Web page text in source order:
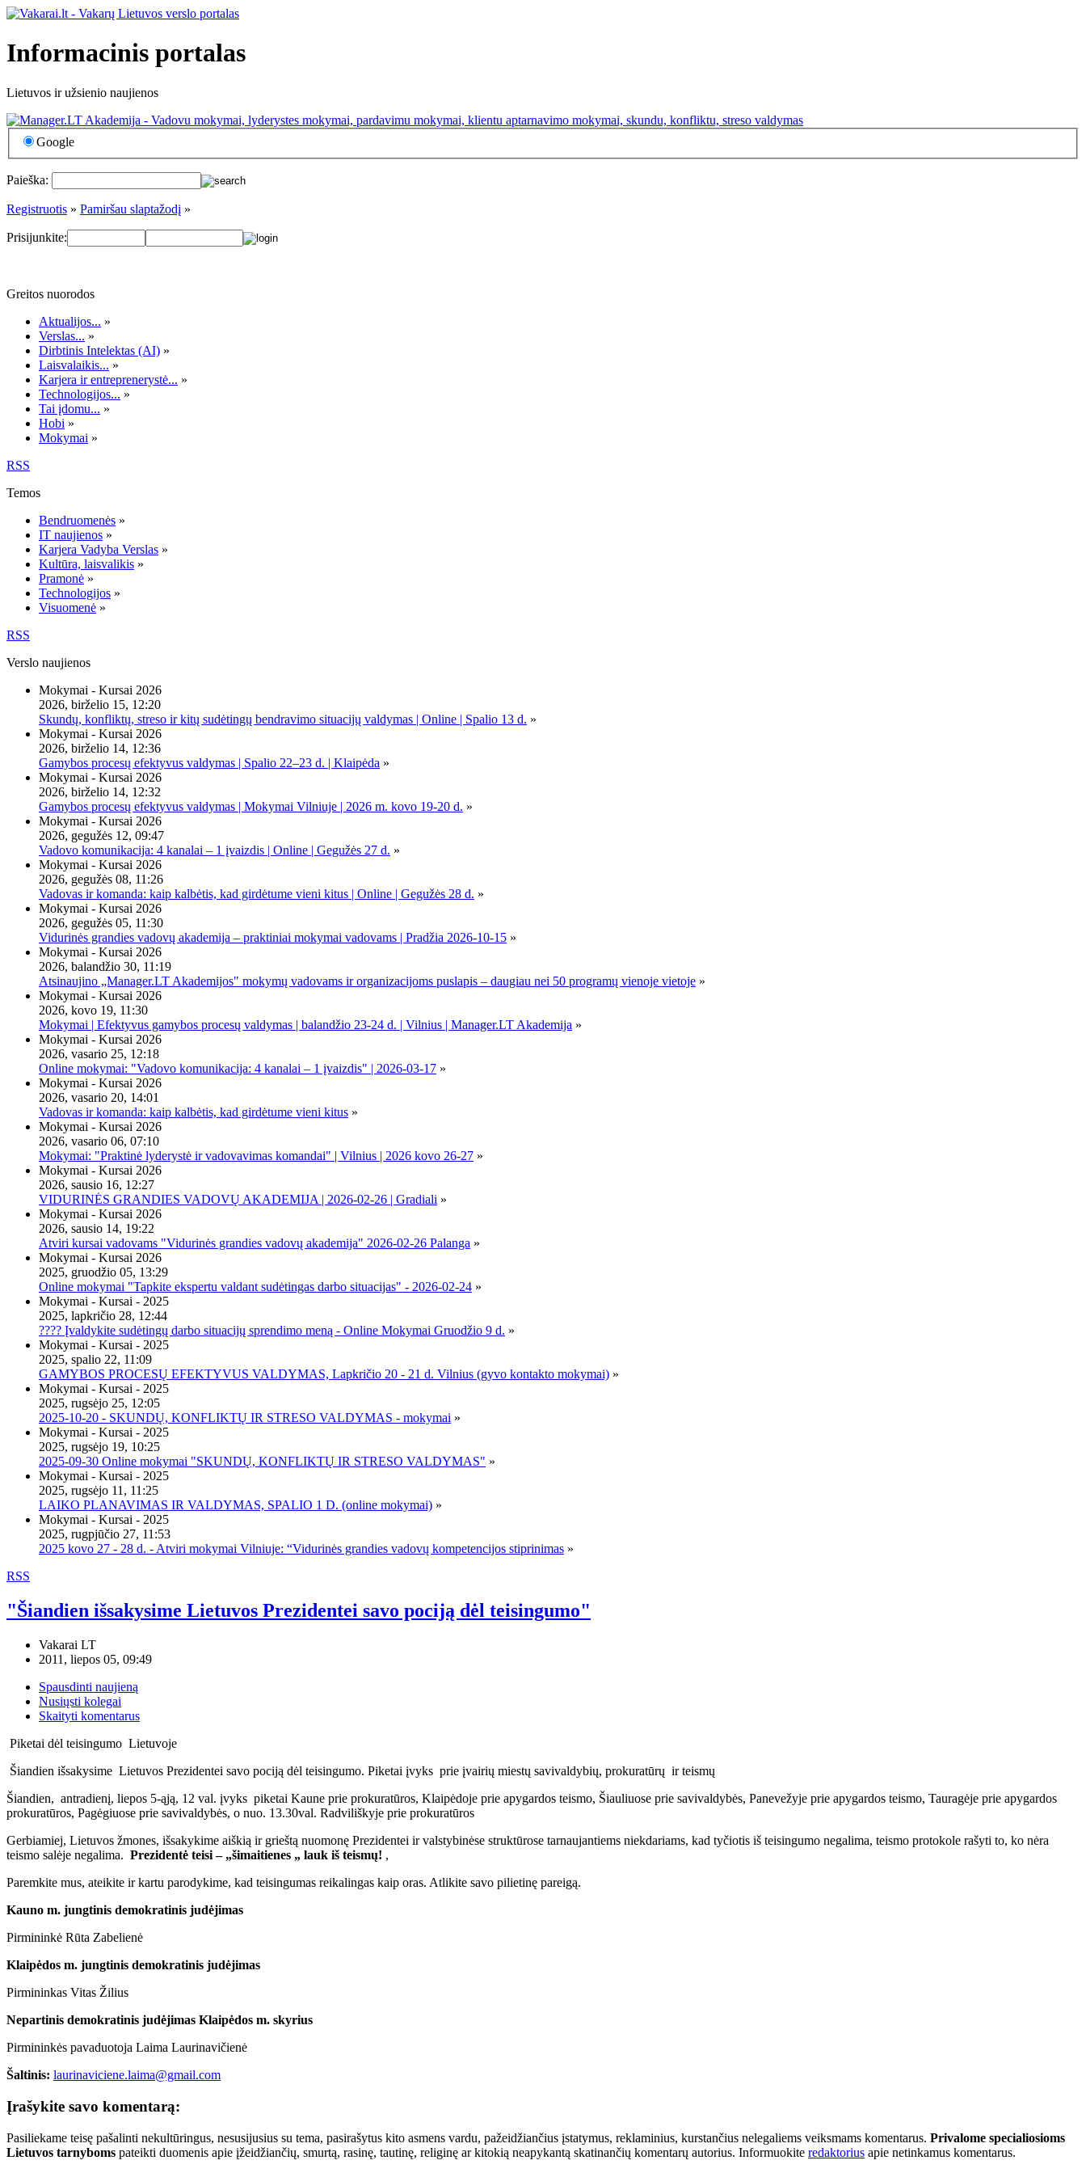
Informacinis portalas
Lietuvos ir užsienio naujienos
Google
Paieška:
Registruotis » Pamiršau slaptažodį »
Prisijunkite:
Greitos nuorodos
Aktualijos... »
Verslas... »
Dirbtinis Intelektas (AI) »
Laisvalaikis... »
Karjera ir entreprenerystė... »
Technologijos... »
Tai įdomu... »
Hobi »
Mokymai »
RSS
Temos
Bendruomenės »
IT naujienos »
Karjera Vadyba Verslas »
Kultūra, laisvalikis »
Pramonė »
Technologijos »
Visuomenė »
RSS
Verslo naujienos
Mokymai - Kursai 2026
2026, birželio 15, 12:20
Skundų, konfliktų, streso ir kitų sudėtingų bendravimo situacijų valdymas | Online | Spalio 13 d. »
Mokymai - Kursai 2026
2026, birželio 14, 12:36
Gamybos procesų efektyvus valdymas | Spalio 22–23 d. | Klaipėda »
Mokymai - Kursai 2026
2026, birželio 14, 12:32
Gamybos procesų efektyvus valdymas | Mokymai Vilniuje | 2026 m. kovo 19-20 d. »
Mokymai - Kursai 2026
2026, gegužės 12, 09:47
Vadovo komunikacija: 4 kanalai – 1 įvaizdis | Online | Gegužės 27 d. »
Mokymai - Kursai 2026
2026, gegužės 08, 11:26
Vadovas ir komanda: kaip kalbėtis, kad girdėtume vieni kitus | Online | Gegužės 28 d. »
Mokymai - Kursai 2026
2026, gegužės 05, 11:30
Vidurinės grandies vadovų akademija – praktiniai mokymai vadovams | Pradžia 2026-10-15 »
Mokymai - Kursai 2026
2026, balandžio 30, 11:19
Atsinaujino „Manager.LT Akademijos" mokymų vadovams ir organizacijoms puslapis – daugiau nei 50 programų vienoje vietoje »
Mokymai - Kursai 2026
2026, kovo 19, 11:30
Mokymai | Efektyvus gamybos procesų valdymas | balandžio 23-24 d. | Vilnius | Manager.LT Akademija »
Mokymai - Kursai 2026
2026, vasario 25, 12:18
Online mokymai: "Vadovo komunikacija: 4 kanalai – 1 įvaizdis" | 2026-03-17 »
Mokymai - Kursai 2026
2026, vasario 20, 14:01
Vadovas ir komanda: kaip kalbėtis, kad girdėtume vieni kitus »
Mokymai - Kursai 2026
2026, vasario 06, 07:10
Mokymai: "Praktinė lyderystė ir vadovavimas komandai" | Vilnius | 2026 kovo 26-27 »
Mokymai - Kursai 2026
2026, sausio 16, 12:27
VIDURINĖS GRANDIES VADOVŲ AKADEMIJA | 2026-02-26 | Gradiali »
Mokymai - Kursai 2026
2026, sausio 14, 19:22
Atviri kursai vadovams "Vidurinės grandies vadovų akademija" 2026-02-26 Palanga »
Mokymai - Kursai 2026
2025, gruodžio 05, 13:29
Online mokymai "Tapkite ekspertu valdant sudėtingas darbo situacijas" - 2026-02-24 »
Mokymai - Kursai - 2025
2025, lapkričio 28, 12:44
???? Įvaldykite sudėtingų darbo situacijų sprendimo meną - Online Mokymai Gruodžio 9 d. »
Mokymai - Kursai - 2025
2025, spalio 22, 11:09
GAMYBOS PROCESŲ EFEKTYVUS VALDYMAS, Lapkričio 20 - 21 d. Vilnius (gyvo kontakto mokymai) »
Mokymai - Kursai - 2025
2025, rugsėjo 25, 12:05
2025-10-20 - SKUNDŲ, KONFLIKTŲ IR STRESO VALDYMAS - mokymai »
Mokymai - Kursai - 2025
2025, rugsėjo 19, 10:25
2025-09-30 Online mokymai "SKUNDŲ, KONFLIKTŲ IR STRESO VALDYMAS" »
Mokymai - Kursai - 2025
2025, rugsėjo 11, 11:25
LAIKO PLANAVIMAS IR VALDYMAS, SPALIO 1 D. (online mokymai) »
Mokymai - Kursai - 2025
2025, rugpjūčio 27, 11:53
2025 kovo 27 - 28 d. - Atviri mokymai Vilniuje: “Vidurinės grandies vadovų kompetencijos stiprinimas »
RSS
"Šiandien išsakysime Lietuvos Prezidentei savo pociją dėl teisingumo"
Vakarai LT
2011, liepos 05, 09:49
Spausdinti naujieną
Nusiųsti kolegai
Skaityti komentarus
Piketai dėl teisingumo Lietuvoje
Šiandien išsakysime Lietuvos Prezidentei savo pociją dėl teisingumo. Piketai įvyks prie įvairių miestų savivaldybių, prokuratūrų ir teismų
Šiandien, antradienį, liepos 5-ąją, 12 val. įvyks piketai Kaune prie prokuratūros, Klaipėdoje prie apygardos teismo, Šiauliuose prie savivaldybės, Panevežyje prie apygardos teismo, Tauragėje prie apygardos
prokuratūros, Pagėgiuose prie savivaldybės, o nuo. 13.30val. Radviliškyje prie prokuratūros
Gerbiamiej, Lietuvos žmones, išsakykime aiškią ir grieštą nuomonę Prezidentei ir valstybinėse struktūrose tarnaujantiems niekdariams, kad tyčiotis iš teisingumo negalima, teismo protokole rašyti to, ko nėra
teismo salėje negalima. Prezidentė teisi – „šimaitienes „ lauk iš teismų! ,
Paremkite mus, ateikite ir kartu parodykime, kad teisingumas reikalingas kaip oras. Atlikite savo pilietinę pareigą.
Kauno m. jungtinis demokratinis judėjimas
Pirmininkė Rūta Zabelienė
Klaipėdos m. jungtinis demokratinis judėjimas
Pirmininkas Vitas Žilius
Nepartinis demokratinis judėjimas Klaipėdos m. skyrius
Pirmininkės pavaduotoja Laima Laurinavičienė
Šaltinis: laurinaviciene.laima@gmail.com
Įrašykite savo komentarą:
Pasiliekame teisę pašalinti nekultūringus, nesusijusius su tema, pasirašytus kito asmens vardu, pažeidžiančius įstatymus, reklaminius, kurstančius nelegaliems veiksmams komentarus. Privalome specialiosioms
Lietuvos tarnyboms pateikti duomenis apie įžeidžiančių, smurtą, rasinę, tautinę, religinę ar kitokią neapykantą skatinančių komentarų autorius. Informuokite redaktorius apie netinkamus komentarus.